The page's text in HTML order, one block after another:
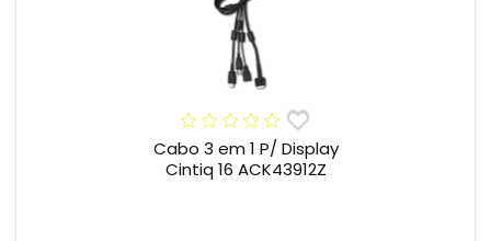
Cabo 3 em 1 P/ Display
Cintiq 16 ACK43912Z